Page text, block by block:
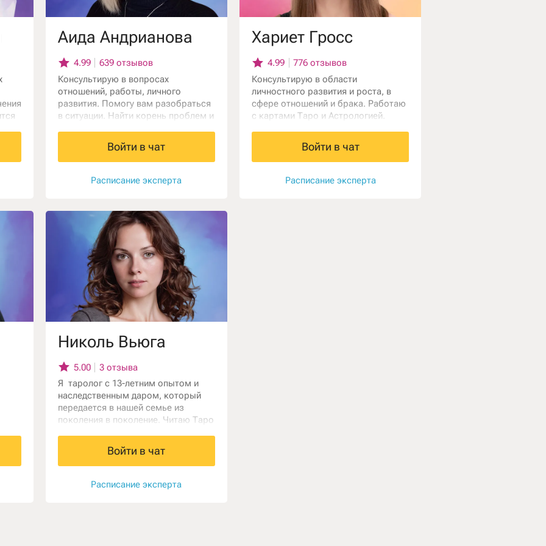
и
Аида Андрианова
4.99
639 отзывов
Консультирую в вопросах
отношений, работы, личного
развития. Помогу вам разобраться
в ситуации. Найти корень проблем и
раскрыть внутренний потенциал,
найти увлечение вам по душе,
которое будет заряжать вас каждый
день. Буду другом и поддержкой в
любой вашей жизненной ситуации.
Войти в чат
Расписание эксперта
Хариет Гросс
4.99
776 отзывов
Консультирую в области
личностного развития и роста, в
сфере отношений и брака. Работаю
с картами Таро и Астрологией.
иногда мы просто смотрим не туда.
Помогаю найти экологичные
решения ваших ситуаций.
Войти в чат
Расписание эксперта
Николь Вьюга
5.00
3 отзыва
Я таролог с 13-летним опытом и
наследственным даром, который
передается в нашей семье из
поколения в поколение. Читаю Таро
тайнам судьбы: разгадываю мысли
и чувства партнера, предсказываю
развитие отношений и помогу найти
ответы на волнующие вопросы о
Войти в чат
Расписание эксперта